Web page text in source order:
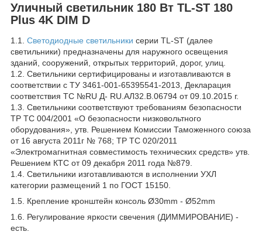
Уличный светильник 180 Вт TL-ST 180
Plus 4K DIM D
1.1. Светодиодные светильники серии TL-ST (далее
светильники) предназначены для наружного освещения
зданий, сооружений, открытых территорий, дорог, улиц.
1.2. Светильники сертифицированы и изготавливаются в
соответствии с ТУ 3461-001-65395541-2013, Декларация
соответствия ТС №RU Д- RU.АЛ32.В.06794 от 09.10.2015 г.
1.3. Светильники соответствуют требованиям безопасности
ТР ТС 004/2001 «О безопасности низковольтного
оборудования», утв. Решением Комиссии Таможенного союза
от 16 августа 2011г № 768; ТР ТС 020/2011
«Электромагнитная совместимость технических средств» утв.
Решением КТС от 09 декабря 2011 года №879.
1.4. Светильники изготавливаются в исполнении УХЛ
категории размещений 1 по ГОСТ 15150.
1.5. Крепление кронштейн консоль Ø30mm - Ø52mm
1.6. Регулирование яркости свечения (ДИММИРОВАНИЕ) -
есть.